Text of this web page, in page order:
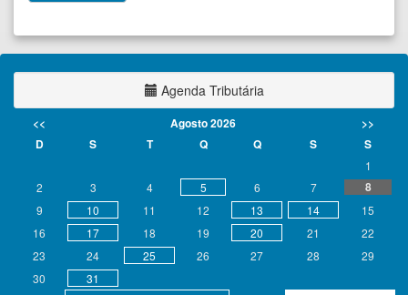
Agenda Tributária
<< Agosto 2026
>>
D
S T Q Q S S
1
2
3 4 5 6 7 8
9 10 11 12 13 14
15
16
17 18 19 20 21
22
23
24 25 26 27 28
29
30
31